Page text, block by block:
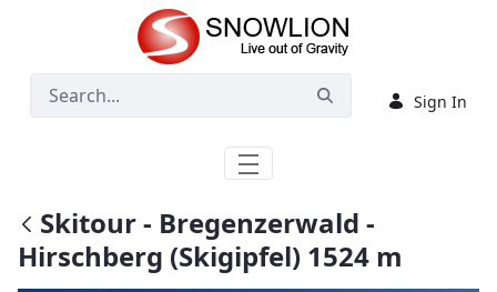
Skip to Main Content
Sign In
Skitour - Bregenzerwald -
Hirschberg (Skigipfel) 1524 m